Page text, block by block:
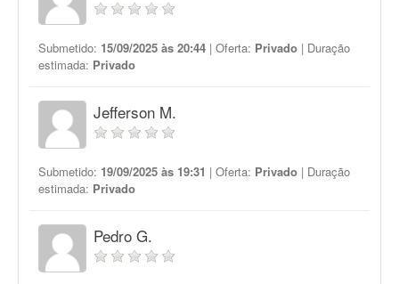
Submetido: 15/09/2025 às 20:44 | Oferta: Privado | Duração
estimada: Privado
Jefferson M.
Submetido: 19/09/2025 às 19:31 | Oferta: Privado | Duração
estimada: Privado
Pedro G.